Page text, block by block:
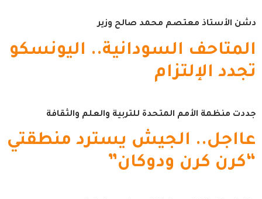
دشن الأستاذ معتصم محمد صالح وزير
المتاحف السودانية.. اليونسكو
تجدد الإلتزام
جددت منظمة الأمم المتحدة للتربية والعلم والثقافة
عااجل.. الجيش يسترد منطقتي
“كرن كرن ودوكان”